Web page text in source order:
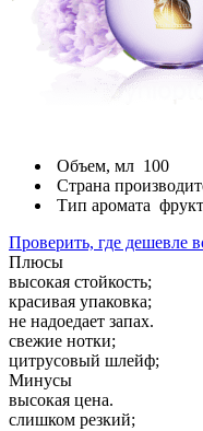
Объем, мл 100
Страна
Тип аромата
Проверить, где дешевле
Плюсы
высокая стойкость;
красивая упаковка;
не надоедает запах.
свежие нотки;
цитрусовый шлейф;
Минусы
высокая цена.
слишком резкий;